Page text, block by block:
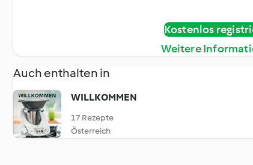
Kostenlos
Weitere
Auch enthalten in
WILLKOMMEN
17 Rezepte
Österreich